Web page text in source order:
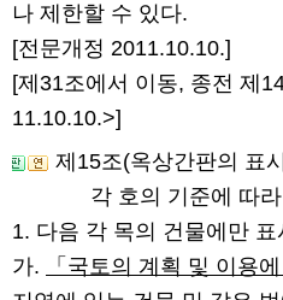
나 제한할 수 있다.
[전문개정 2011.10.10.]
[제31조에서 이동, 종전 제
11.10.10.>]
제15조(옥상간판의 표
각 호의 기준에 따
1. 다음 각 목의 건물에만
가.
「국토의 계획 및 이용